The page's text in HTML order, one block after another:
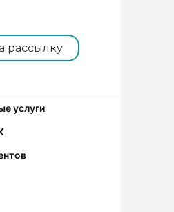
рассылку
услуги